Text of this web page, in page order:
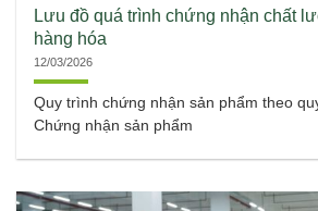
Lưu đồ quá trình chứng nhận chất
hàng hóa
12/03/2026
Quy trình chứng nhận sản phẩm theo
Chứng nhận sản phẩm